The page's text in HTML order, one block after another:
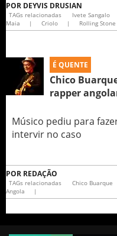
POR DEYVIS DRUSIAN
TAGs relacionadas Ivete Sangalo
Maia
| Criolo | Rolling Stone
É QUENTE
Chico
rapper
Músico pediu para
intervir no caso
POR REDAÇÃO
TAGs relacionadas Chico Buarque
Angola
|